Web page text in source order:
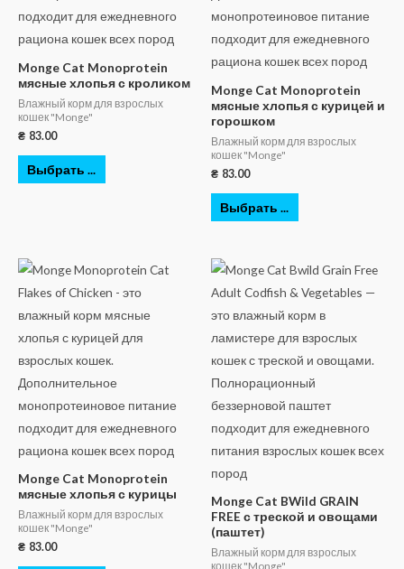
Monge Cat Monoprotein
мясные хлопья с кроликом
Влажный корм для взрослых
кошек "Monge"
₴ 83.00
Выбрать ...
Monge Cat Monoprotein
мясные хлопья с курицей и
горошком
Влажный корм для взрослых
кошек "Monge"
₴ 83.00
Выбрать ...
Monge Cat Monoprotein
мясные хлопья с курицы
Влажный корм для взрослых
кошек "Monge"
₴ 83.00
Monge Cat BWild GRAIN
FREE с треской и овощами
(паштет)
Влажный корм для взрослых
кошек "Monge"